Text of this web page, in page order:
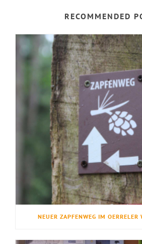
RECOMMENDED
NEUER ZAPFENWEG IM OERRELER